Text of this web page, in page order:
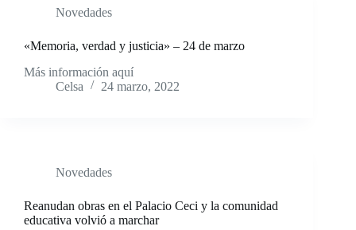
Novedades
«Memoria, verdad y justicia» – 24 de marzo
Más información aquí
Celsa
24 marzo, 2022
Novedades
Reanudan obras en el Palacio Ceci y la comunidad
educativa volvió a marchar